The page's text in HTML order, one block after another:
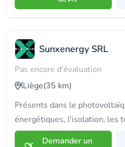
Sunxenergy SRL
Pas encore d'évaluation
Liège(35 km)
Présents dans le
énergétiques, l'isolation, les
Demander un